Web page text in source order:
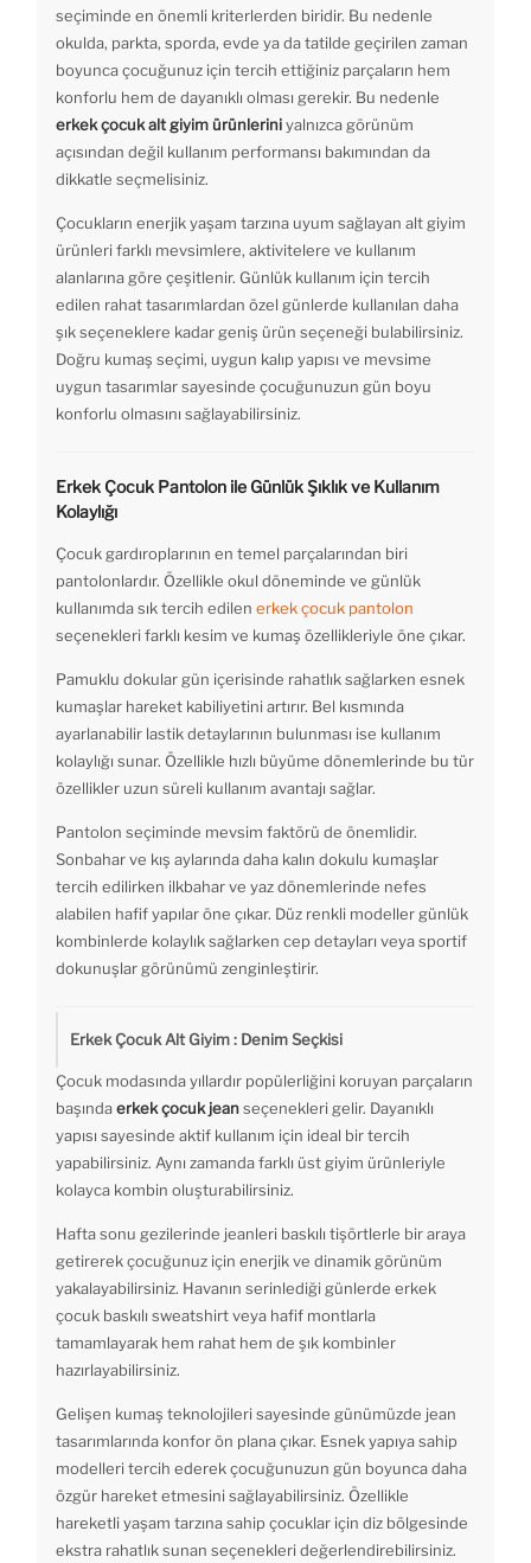
seçiminde en önemli kriterlerden biridir. Bu nedenle
okulda, parkta, sporda, evde ya da tatilde geçirilen zaman
boyunca çocuğunuz için tercih ettiğiniz parçaların hem
konforlu hem de dayanıklı olması gerekir. Bu nedenle
erkek çocuk alt giyim ürünleriniyalnızca görünüm
açısından değil kullanım performansı bakımından da
dikkatle seçmelisiniz.
Çocukların enerjik yaşam tarzına uyum sağlayan alt giyim
ürünleri farklı mevsimlere, aktivitelere ve kullanım
alanlarına göre çeşitlenir. Günlük kullanım için tercih
edilen rahat tasarımlardan özel günlerde kullanılan daha
şık seçeneklere kadar geniş ürün seçeneği bulabilirsiniz.
Doğru kumaş seçimi, uygun kalıp yapısı ve mevsime
uygun tasarımlar sayesinde çocuğunuzun gün boyu
konforlu olmasını sağlayabilirsiniz.
Erkek Çocuk Pantolon ile Günlük Şıklık ve Kullanım
Kolaylığı
Çocuk gardıroplarının en temel parçalarından biri
pantolonlardır. Özellikle okul döneminde ve günlük
kullanımda sık tercih edilen erkek çocuk pantolon
seçenekleri farklı kesim ve kumaş özellikleriyle öne çıkar.
Pamuklu dokular gün içerisinde rahatlık sağlarken esnek
kumaşlar hareket kabiliyetini artırır. Bel kısmında
ayarlanabilir lastik detaylarının bulunması ise kullanım
kolaylığı sunar. Özellikle hızlı büyüme dönemlerinde bu tür
özellikler uzun süreli kullanım avantajı sağlar.
Pantolon seçiminde mevsim faktörü de önemlidir.
Sonbahar ve kış aylarında daha kalın dokulu kumaşlar
tercih edilirken ilkbahar ve yaz dönemlerinde nefes
alabilen hafif yapılar öne çıkar. Düz renkli modeller günlük
kombinlerde kolaylık sağlarken cep detayları veya sportif
dokunuşlar görünümü zenginleştirir.
Erkek Çocuk Alt Giyim : Denim Seçkisi
Çocuk modasında yıllardır popülerliğini koruyan parçaların
başındaerkek çocuk jeanseçenekleri gelir. Dayanıklı
yapısı sayesinde aktif kullanım için ideal bir tercih
yapabilirsiniz. Aynı zamanda farklı üst giyim ürünleriyle
kolayca kombin oluşturabilirsiniz.
Hafta sonu gezilerinde jeanleri baskılı tişörtlerle bir araya
getirerek çocuğunuz için enerjik ve dinamik görünüm
yakalayabilirsiniz. Havanın serinlediği günlerde erkek
çocuk baskılı sweatshirt veya hafif montlarla
tamamlayarak hem rahat hem de şık kombinler
hazırlayabilirsiniz.
Gelişen kumaş teknolojileri sayesinde günümüzde jean
tasarımlarında konfor ön plana çıkar. Esnek yapıya sahip
modelleri tercih ederek çocuğunuzun gün boyunca daha
özgür hareket etmesini sağlayabilirsiniz. Özellikle
hareketli yaşam tarzına sahip çocuklar için diz bölgesinde
ekstra rahatlık sunan seçenekleri değerlendirebilirsiniz.